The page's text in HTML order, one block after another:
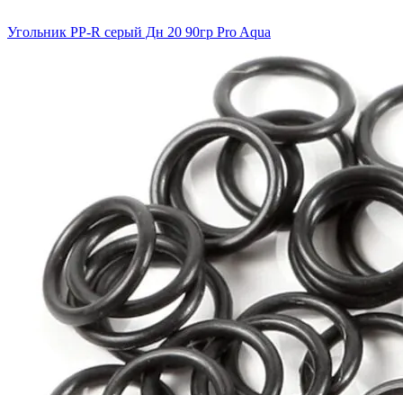
Угольник PP-R серый Дн 20 90гр Pro Aqua